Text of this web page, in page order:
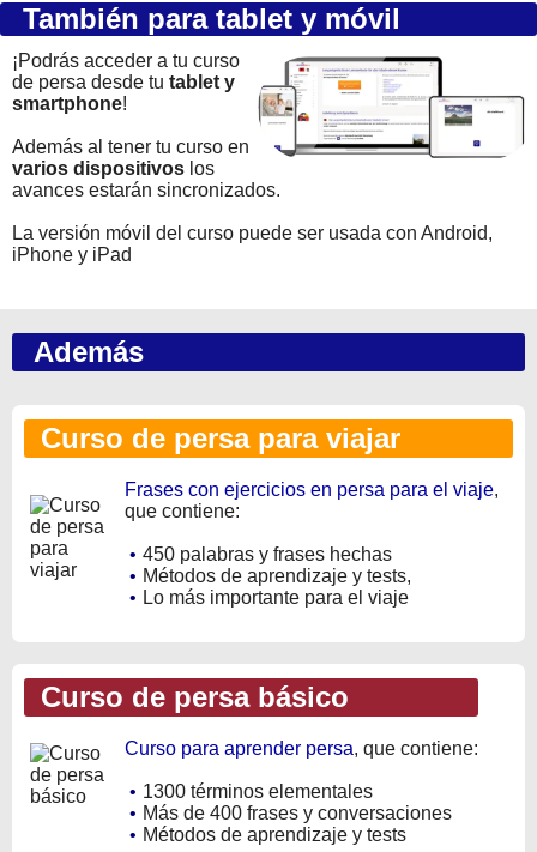
También para tablet y móvil
¡Podrás acceder a tu curso
de persa desde tu tablet y
smartphone!
Además al tener tu curso en
varios dispositivos los
avances estarán sincronizados.
La versión móvil del curso puede ser usada con Android,
iPhone y iPad
Además
Curso de persa para viajar
Frases con ejercicios en persa para el viaje,
que contiene:
• 450 palabras y frases hechas
• Métodos de aprendizaje y tests,
• Lo más importante para el viaje
Curso de persa básico
Curso para aprender persa, que contiene:
• 1300 términos elementales
• Más de 400 frases y conversaciones
• Métodos de aprendizaje y tests